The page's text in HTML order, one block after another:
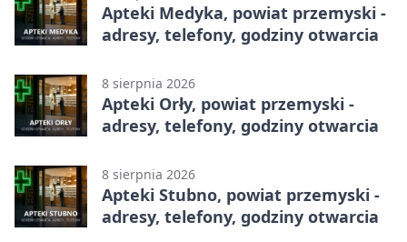
Apteki Medyka, powiat przemyski -
adresy, telefony, godziny otwarcia
8 sierpnia 2026
Apteki Orły, powiat przemyski -
adresy, telefony, godziny otwarcia
8 sierpnia 2026
Apteki Stubno, powiat przemyski -
adresy, telefony, godziny otwarcia